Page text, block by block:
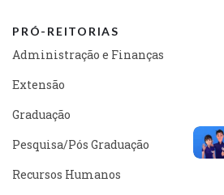
PRÓ-REITORIAS
Administração e Finanças
Extensão
Graduação
Pesquisa/Pós Graduação
Recursos Humanos